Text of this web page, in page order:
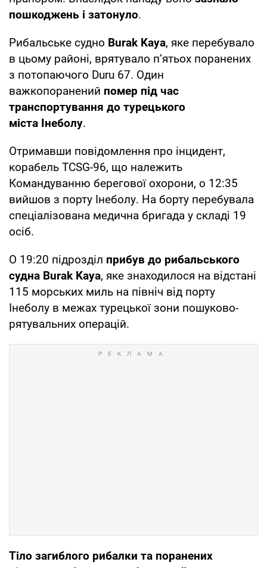
пошкоджень і затонуло.
Рибальське судно Burak Kaya, яке перебувало
в цьому районі, врятувало пʼятьох поранених
з потопаючого Duru 67. Один
важкопоранений помер під час
транспортування до турецького
міста Інеболу.
Отримавши повідомлення про інцидент,
корабель TCSG-96, що належить
Командуванню берегової охорони, о 12:35
вийшов з порту Інеболу. На борту перебувала
спеціалізована медична бригада у складі 19
осіб.
О 19:20 підрозділ прибув до рибальського
судна Burak Kaya, яке знаходилося на відстані
115 морських миль на північ від порту
Інеболу в межах турецької зони пошуково-
рятувальних операцій.
Тіло загиблого рибалки та поранених